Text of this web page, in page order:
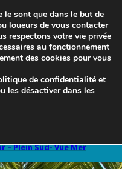
– Plein Sud- Vue Mer
le sont que dans le but de
loueurs de vous contacter
respectons votre vie privée
au fonctionnement
des cookies pour vous
de confidentialité et
les désactiver dans les